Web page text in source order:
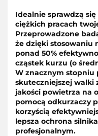
Idealnie sprawdzą
ciężkich pracach
Przeprowadzone
że dzięki stosowaniu
ponad 50%
cząstek kurzu (o
W znacznym stopniu
skuteczniejszej walki
jakości powietrza na
pomocą odkurzaczy
korzyścią
lepsza ochrona
profesjonalnym.